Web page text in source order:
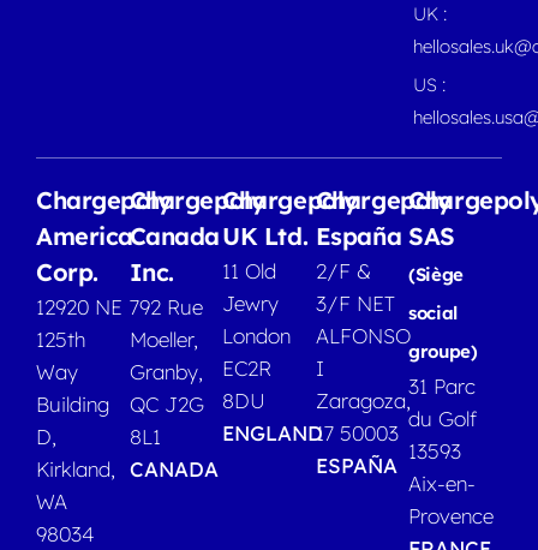
UK :
US :
Chargepoly
America
Corp.
12920 NE
125th
Way
Building
D,
Kirkland,
WA
98034
Chargepoly
Canada
Inc.
792 Rue
Moeller,
Granby,
QC J2G
8L1
CANADA
Chargepoly
UK Ltd.
11 Old
Jewry
London
EC2R
8DU
ENGLAND
Chargepoly
España
2/F &
3/F NET
ALFONSO
I
Zaragoza,
17 50003
ESPAÑA
SAS
(Siège
social
groupe)
31 Parc
du Golf
13593
Aix-en-
Provence